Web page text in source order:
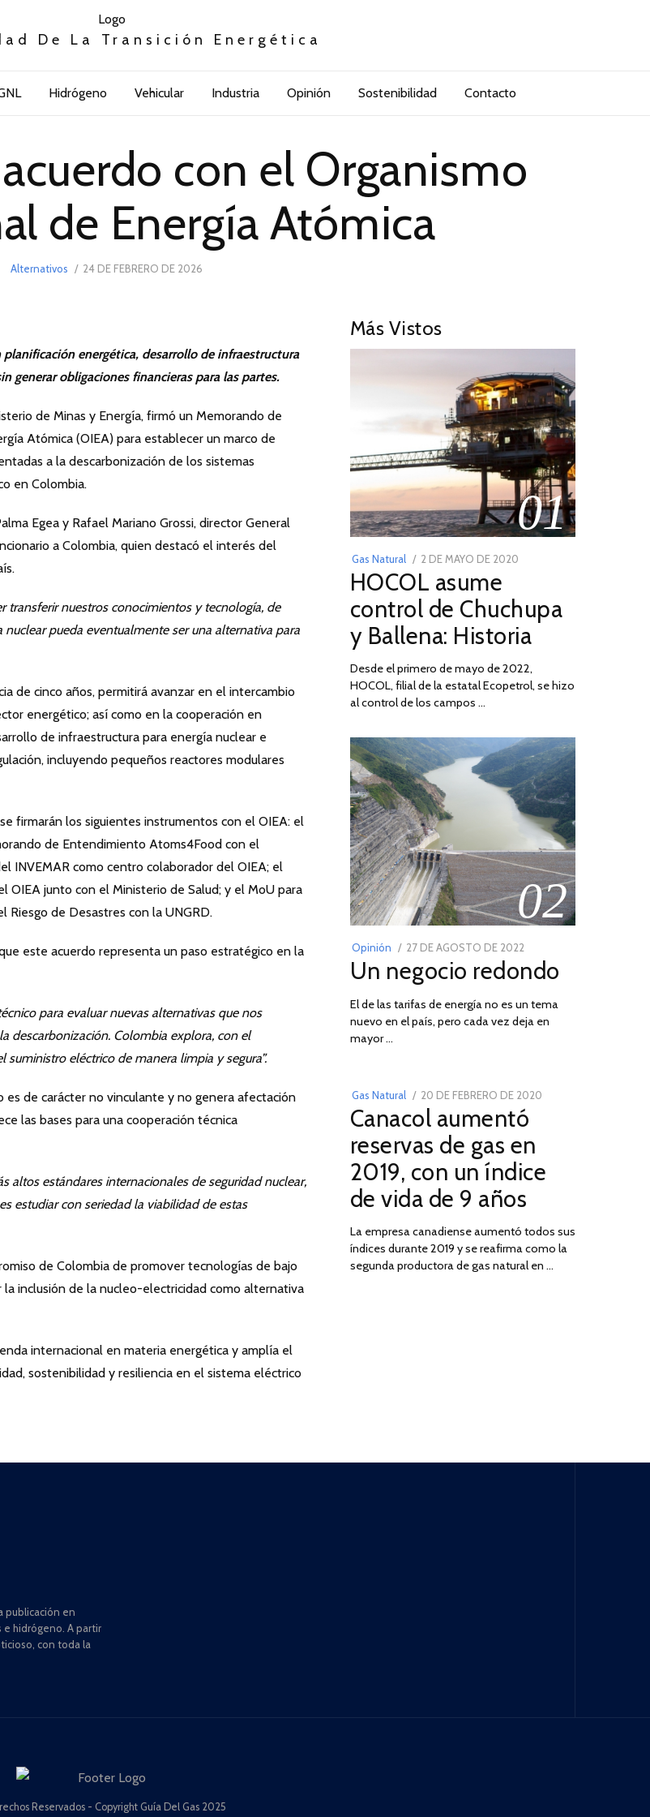
De La Transición Energética
Hidrógeno Vehicular Industria Opinión Sostenibilidad Contacto
con el Organismo
de Energía Atómica
Alternativos
POSTED
24 DE FEBRERO DE 2026
energética, desarrollo de infraestructura
generar obligaciones financieras para las partes.
de Minas y Energía, firmó un Memorando de
Atómica (OIEA) para establecer un marco de
a la descarbonización de los sistemas
en Colombia.
Egea y Rafael Mariano Grossi, director General
a Colombia, quien destacó el interés del
transferir nuestros conocimientos y tecnología, de
pueda eventualmente ser una alternativa para
de cinco años, permitirá avanzar en el intercambio
energético; así como en la cooperación en
de infraestructura para energía nuclear e
incluyendo pequeños reactores modulares
firmarán los siguientes instrumentos con el OIEA: el
de Entendimiento Atoms4Food con el
INVEMAR como centro colaborador del OIEA; el
OIEA junto con el Ministerio de Salud; y el MoU para
de Desastres con la UNGRD.
este acuerdo representa un paso estratégico en la
para evaluar nuevas alternativas que nos
descarbonización. Colombia explora, con el
eléctrico de manera limpia y segura”.
de carácter no vinculante y no genera afectación
las bases para una cooperación técnica
altos estándares internacionales de seguridad nuclear,
estudiar con seriedad la viabilidad de estas
de Colombia de promover tecnologías de bajo
inclusión de la nucleo-electricidad como alternativa
internacional en materia energética y amplía el
sostenibilidad y resiliencia en el sistema eléctrico
Más Vistos
01
Gas Natural
POSTED
ON
2 DE MAYO DE 2020
DE
2026
HOCOL asume
control de Chuchupa
y Ballena: Historia
Desde el primero de mayo de 2022,
HOCOL, filial de la estatal Ecopetrol, se hizo
al control de los campos …
02
Opinión
POSTED
ON
27 DE AGOSTO DE 202230
DE
DE
2022
Un negocio redondo
El de las tarifas de energía no es un tema
nuevo en el país, pero cada vez deja en
mayor …
03
Gas Natural
POSTED
ON
20 DE FEBRERO DE 2020
2025
Canacol aumentó
reservas de gas en
2019, con un índice
de vida de 9 años
La empresa canadiense aumentó todos sus
índices durante 2019 y se reafirma como la
segunda productora de gas natural en …
publicación en
e hidrógeno. A partir
con toda la
Reservados - Copyright Guía Del Gas 2025